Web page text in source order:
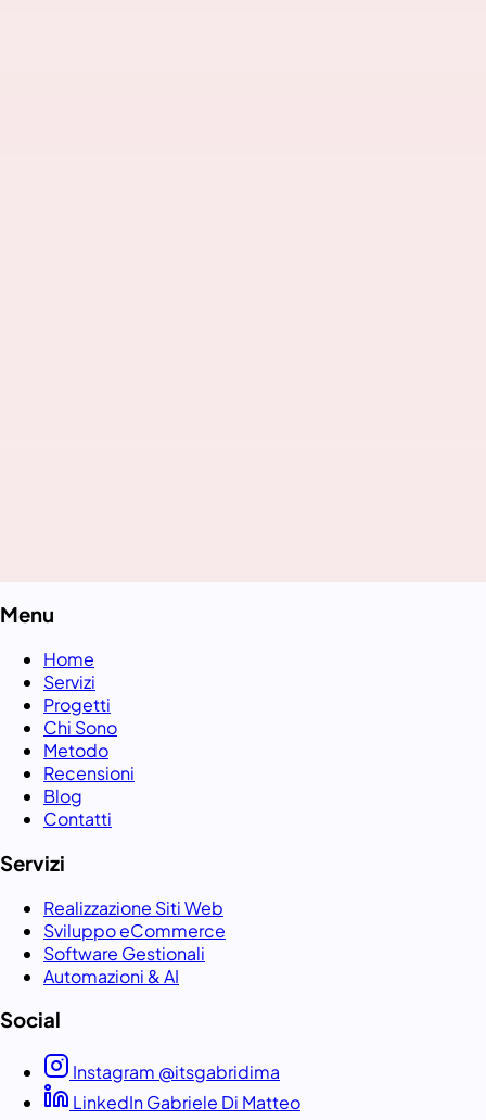
Menu
Home
Servizi
Progetti
Chi Sono
Metodo
Recensioni
Blog
Contatti
Servizi
Realizzazione Siti Web
Sviluppo eCommerce
Software Gestionali
Automazioni & AI
Social
Instagram @itsgabridima
LinkedIn Gabriele Di Matteo